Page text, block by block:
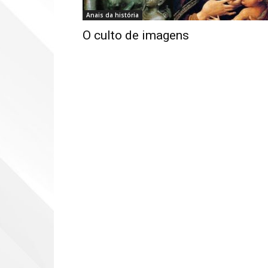
Anais da história
O culto de imagens